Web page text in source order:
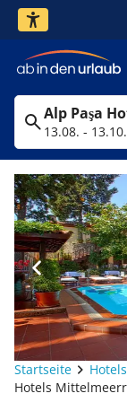
Alp Paşa
13.08. -
Startseite Hotels
Hotels